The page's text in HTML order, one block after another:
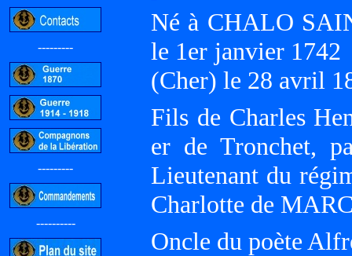
---------
---------
----------
Né à CHALO
le 1er janvier
(Cher) le 28 avril
Fils de Charles
er de Tronchet,
Lieutenant du
Charlotte de
Oncle du poète